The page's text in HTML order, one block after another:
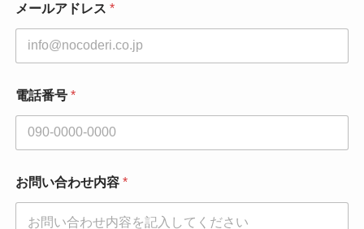
メールアドレス *
電話番号 *
お問い合わせ内容 *